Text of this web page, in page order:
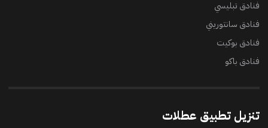
فنادق تبليسي
فنادق سانتوريني
فنادق بوكيت
فنادق باكو
تنزيل تطبيق عطلات